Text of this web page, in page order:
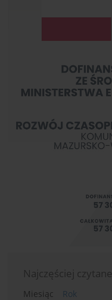
Najczęściej czytane
Miesiąc
Rok